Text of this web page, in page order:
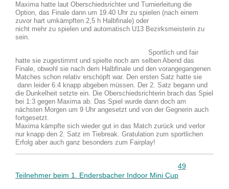
Maxima hatte laut Oberschiedsrichter und Turnierleitung die
Option, das Finale dann um 19.40 Uhr zu spielen (nach einem
zuvor hart umkämpften 2,5 h Halbfinale) oder
nicht mehr zu spielen und automatisch U13 Bezirksmeisterin zu
sein.
Sportlich und fair
hatte sie zugestimmt und spielte noch am selben Abend das
Finale, obwohl sie nach dem Halbfinale und den vorangegangenen
Matches schon relativ erschöpft war. Den ersten Satz hatte sie
dann leider 6:4 knapp abgeben müssen. Der 2. Satz begann und
die Dunkelheit setzte ein. Die Oberschiedsrichterin brach das Spiel
bei 1:3 gegen Maxima ab. Das Spiel wurde dann doch am
nächsten Morgen um 9 Uhr angesetzt und von der Gegnerin auch
fortgesetzt.
Maxima kämpfte sich wieder gut in das Match zurück und verlor
nur knapp den 2. Satz im Tiebreak. Gratulation zum sportlichen
Erfolg aber auch ganz besonders zum Fairplay!
49
Teilnehmer beim 1. Endersbacher Indoor Mini Cup